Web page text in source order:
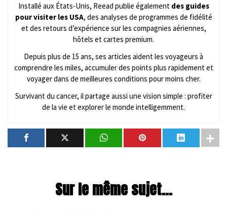
Installé aux États-Unis, Reead publie également des guides
pour visiter les USA, des analyses de programmes de fidélité
et des retours d’expérience sur les compagnies aériennes,
hôtels et cartes premium.
Depuis plus de 15 ans, ses articles aident les voyageurs à
comprendre les miles, accumuler des points plus rapidement et
voyager dans de meilleures conditions pour moins cher.
Survivant du cancer, il partage aussi une vision simple : profiter
de la vie et explorer le monde intelligemment.
Sur le même sujet...